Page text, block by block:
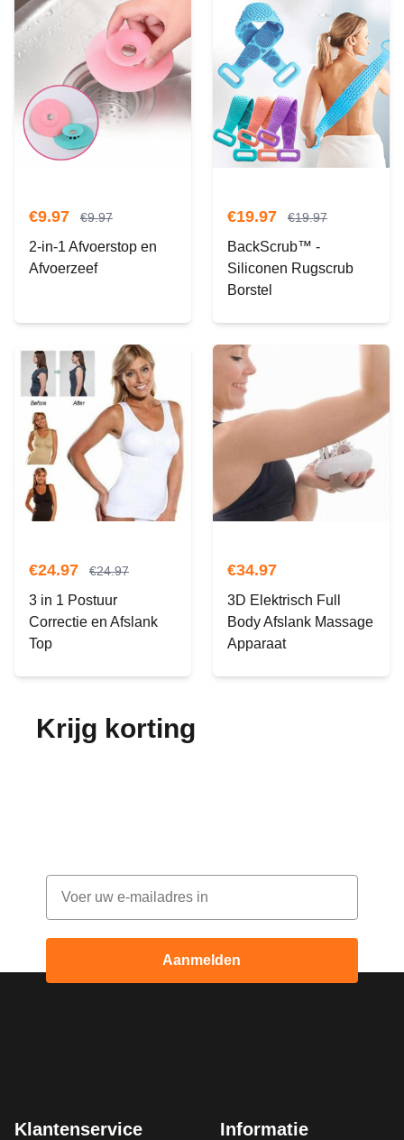
€9.97 €9.97
2-in-1 Afvoerstop en
Afvoerzeef
€19.97 €19.97
BackScrub™ -
Siliconen Rugscrub
Borstel
€24.97 €24.97
3 in 1 Postuur
Correctie en Afslank
Top
€34.97
3D Elektrisch Full
Body Afslank Massage
Apparaat
Krijg korting
Email
Aanmelden
Klantenservice Informatie